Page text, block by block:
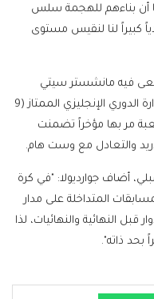
أن بناءهم للهجمة سلس
كبيراً لنا لنقيس مستوى
فيه مانشستر سيتي
لتقليص الفارق الحالي مع أرسنال في صدارة الدوري الإنجليزي الممتاز (9
مر بها مؤخراً تضمنت
والتعادل مع وست هام.
أضاف جوارديولا: "في كرة
المتداخلة على مدار
21 مرة بين الأدوار قبل النهائية والنهائيات، لذا
بحد ذاته".